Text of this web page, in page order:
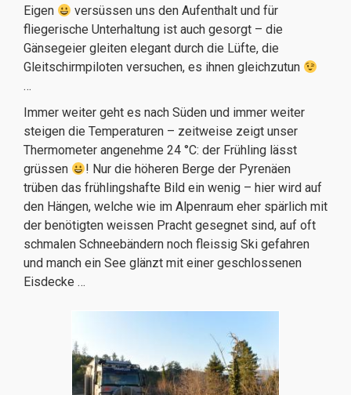
Eigen
versüssen uns den Aufenthalt und für
fliegerische Unterhaltung ist auch gesorgt – die
Gänsegeier gleiten elegant durch die Lüfte, die
Gleitschirmpiloten versuchen, es ihnen gleichzutun
…
Immer weiter geht es nach Süden und immer weiter
steigen die Temperaturen – zeitweise zeigt unser
Thermometer angenehme 24 °C: der Frühling lässt
grüssen
! Nur die höheren Berge der Pyrenäen
trüben das frühlingshafte Bild ein wenig – hier wird auf
den Hängen, welche wie im Alpenraum eher spärlich mit
der benötigten weissen Pracht gesegnet sind, auf oft
schmalen Schneebändern noch fleissig Ski gefahren
und manch ein See glänzt mit einer geschlossenen
Eisdecke …